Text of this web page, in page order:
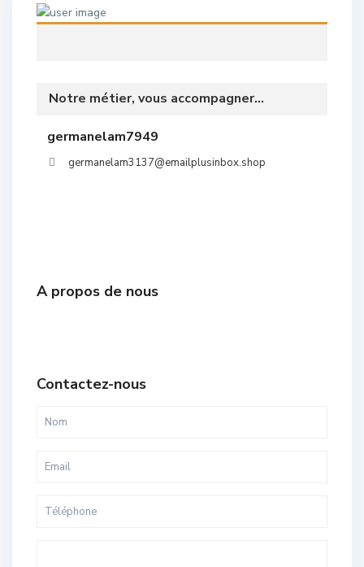
Notre métier, vous accompagner...
germanelam7949
germanelam3137@emailplusinbox.shop
A propos de nous
Contactez-nous